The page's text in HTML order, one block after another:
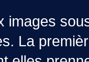
images
La